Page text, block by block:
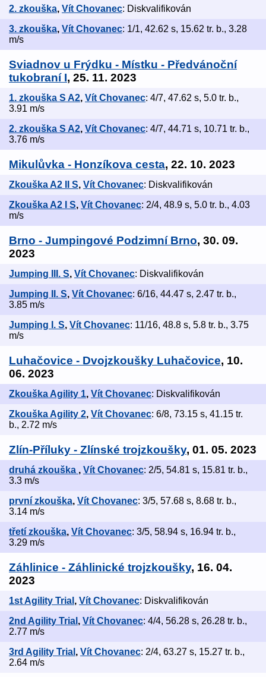
2. zkouška, Vít Chovanec: Diskvalifikován
3. zkouška, Vít Chovanec: 1/1, 42.62 s, 15.62 tr. b., 3.28
m/s
Sviadnov u Frýdku - Místku - Předvánoční
tukobraní I, 25. 11. 2023
1. zkouška S A2, Vít Chovanec: 4/7, 47.62 s, 5.0 tr. b.,
3.91 m/s
2. zkouška S A2, Vít Chovanec: 4/7, 44.71 s, 10.71 tr. b.,
3.76 m/s
Mikulůvka - Honzíkova cesta, 22. 10. 2023
Zkouška A2 II S, Vít Chovanec: Diskvalifikován
Zkouška A2 I S, Vít Chovanec: 2/4, 48.9 s, 5.0 tr. b., 4.03
m/s
Brno - Jumpingové Podzimní Brno, 30. 09.
2023
Jumping III. S, Vít Chovanec: Diskvalifikován
Jumping II. S, Vít Chovanec: 6/16, 44.47 s, 2.47 tr. b.,
3.85 m/s
Jumping I. S, Vít Chovanec: 11/16, 48.8 s, 5.8 tr. b., 3.75
m/s
Luhačovice - Dvojzkoušky Luhačovice, 10.
06. 2023
Zkouška Agility 1, Vít Chovanec: Diskvalifikován
Zkouška Agility 2, Vít Chovanec: 6/8, 73.15 s, 41.15 tr.
b., 2.72 m/s
Zlín-Příluky - Zlínské trojzkoušky, 01. 05. 2023
druhá zkouška , Vít Chovanec: 2/5, 54.81 s, 15.81 tr. b.,
3.3 m/s
první zkouška, Vít Chovanec: 3/5, 57.68 s, 8.68 tr. b.,
3.14 m/s
třetí zkouška, Vít Chovanec: 3/5, 58.94 s, 16.94 tr. b.,
3.29 m/s
Záhlinice - Záhlinické trojzkoušky, 16. 04.
2023
1st Agility Trial , Vít Chovanec: Diskvalifikován
2nd Agility Trial , Vít Chovanec: 4/4, 56.28 s, 26.28 tr. b.,
2.77 m/s
3rd Agility Trial , Vít Chovanec: 2/4, 63.27 s, 15.27 tr. b.,
2.64 m/s